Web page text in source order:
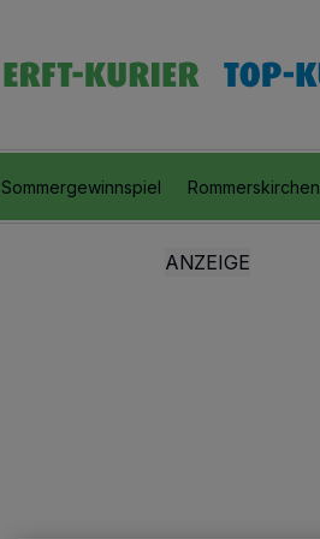
Sommergewinnspiel Rommerskirchen